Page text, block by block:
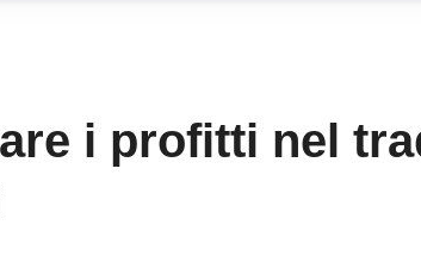
i profitti nel